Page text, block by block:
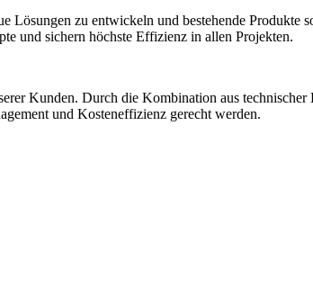
zu entwickeln und bestehende Produkte
und sichern höchste Effizienz in allen Projekten.
Kunden. Durch die Kombination aus technischer
und Kosteneffizienz gerecht werden.